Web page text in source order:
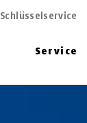
Service
Schlüssel­service